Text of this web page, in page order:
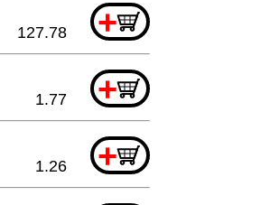
+
127.78
+
1.77
+
1.26